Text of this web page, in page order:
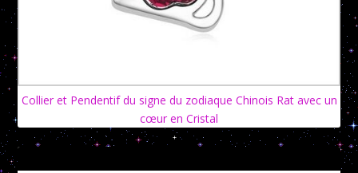
Collier et Pendentif du signe du zodiaque Chinois Rat avec un
cœur en Cristal